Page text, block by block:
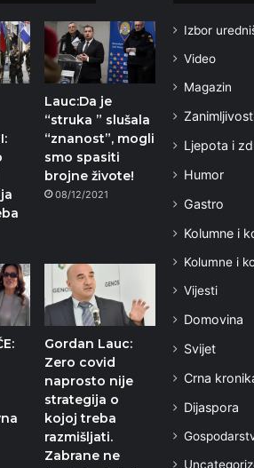
Lauc:Da je
“struka ” slušala
“znanost”, mogli
smo spasiti
brojne živote!
08/12/2021
Gordan Lauc:
Zero covid
naprosto nije
strategija o
kojoj treba
razmišljati.
Zabrane ne
Izbor
Video
Magazin
Ljepota i
Humor
Gastro
Kolumne i
Kolumne i
Vijesti
Domovina
Svijet
Crna
Dijaspora